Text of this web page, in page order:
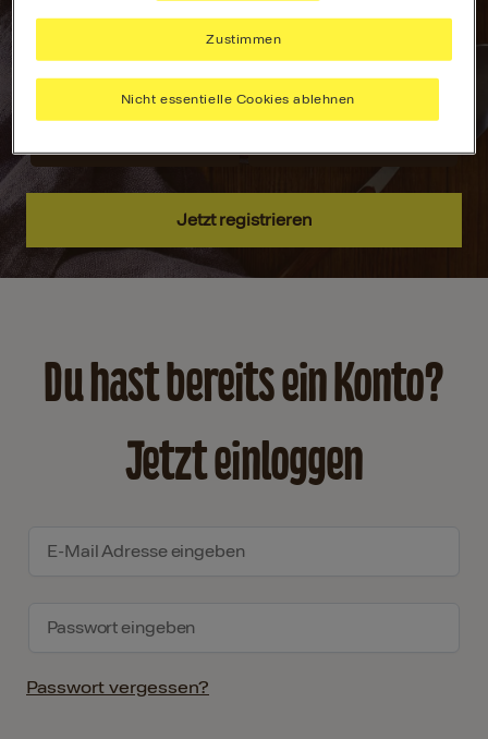
aller liebsten
Rezepte, sammle
Inspiration und
hab alles immer
griffbereit.
dem MAGGI
passend zu
deinen Vorlieben.
Jetzt registrieren
Du hast bereits ein Konto?
Jetzt einloggen
Passwort vergessen?
Nicht essentielle Cookies ablehnen
Zustimmen